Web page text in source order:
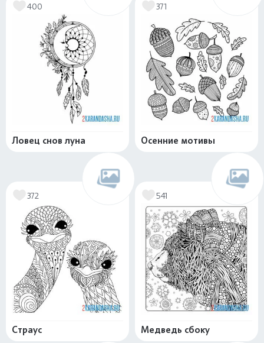
400
Ловец снов луна
371
Осенние мотивы
372
Страус
541
Медведь сбоку